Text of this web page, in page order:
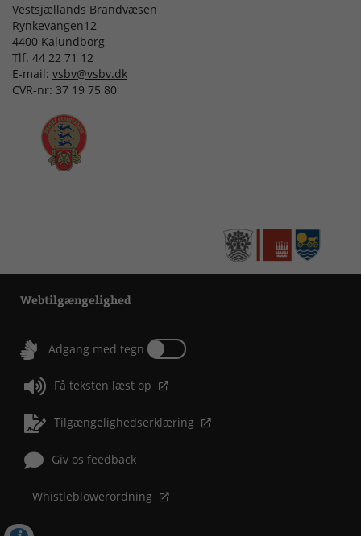
Vestsjællands Brandvæsen
Rynkevangen12
4400 Kalundborg
Tlf. 44 22 71 12
E-mail: vsbv@vsbv.dk
CVR-nr: 37 19 75 80
Webtilgængelighed
Adgang med tegn Tænd eller sluk for Adgang med tegn
Få teksten læst op
Tilgængelighedserklæring
Giv os feedback
Whistleblowerordning